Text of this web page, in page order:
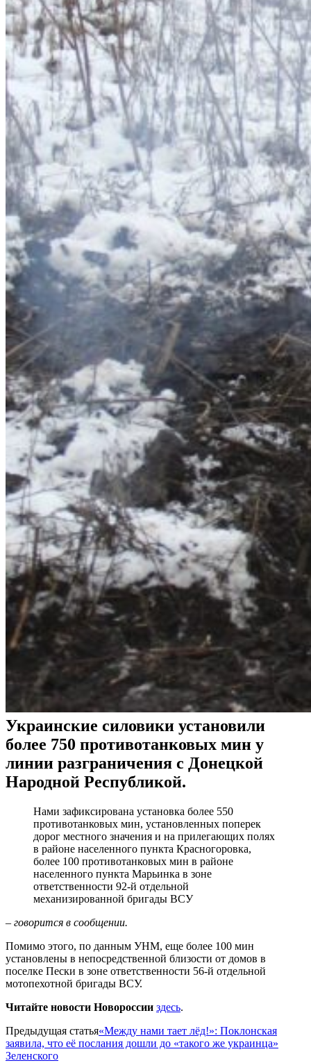
Украинские силовики установили
более 750 противотанковых мин у
линии разграничения с Донецкой
Народной Республикой.
Нами зафиксирована установка более 550
противотанковых мин, установленных поперек
дорог местного значения и на прилегающих полях
в районе населенного пункта Красногоровка,
более 100 противотанковых мин в районе
населенного пункта Марьинка в зоне
ответственности 92-й отдельной
механизированной бригады ВСУ
– говорится в сообщении.
Помимо этого, по данным УНМ, еще более 100 мин
установлены в непосредственной близости от домов в
поселке Пески в зоне ответственности 56-й отдельной
мотопехотной бригады ВСУ.
Читайте новости Новороссии здесь.
Предыдущая статья«Между нами тает лёд!»: Поклонская
заявила, что её послания дошли до «такого же украинца»
Зеленского